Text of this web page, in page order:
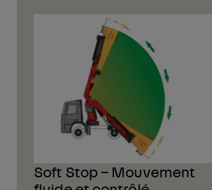
Soft Stop – Mouvement